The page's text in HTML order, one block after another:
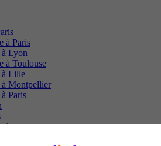
à Paris
Lyon
à Toulouse
à Lille
à Montpellier
Paris